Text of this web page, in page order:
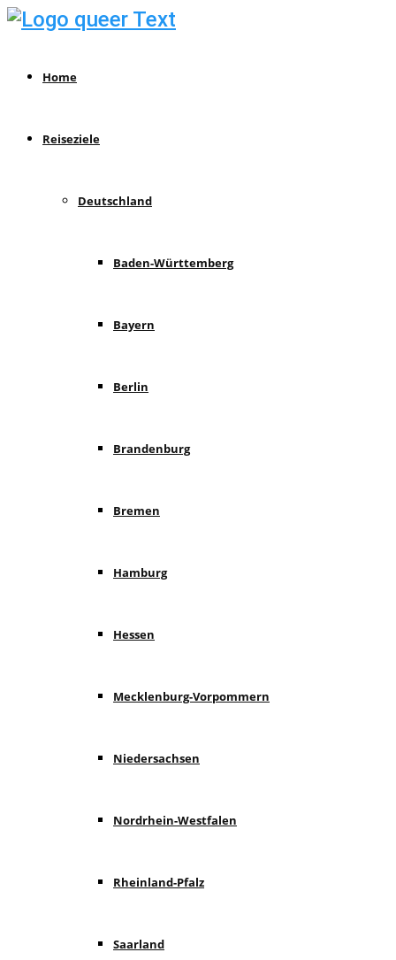
Home
Reiseziele
Deutschland
Baden-Württemberg
Bayern
Berlin
Brandenburg
Bremen
Hamburg
Hessen
Mecklenburg-Vorpommern
Niedersachsen
Nordrhein-Westfalen
Rheinland-Pfalz
Saarland